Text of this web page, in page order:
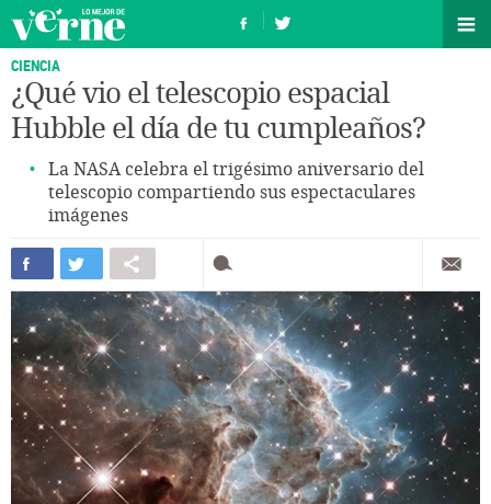
CIENCIA
¿Qué vio el telescopio espacial
Hubble el día de tu cumpleaños?
La NASA celebra el trigésimo aniversario del
telescopio compartiendo sus espectaculares
imágenes